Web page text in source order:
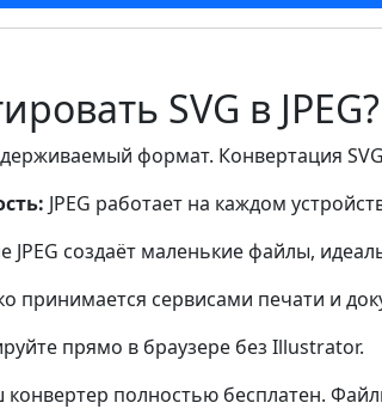
SVG в JPEG?
формат. Конвертация SVG
JPEG работает на каждом
JPEG создаёт маленькие файлы,
принимается сервисами печати и
прямо в браузере без Illustrator.
полностью бесплатен.